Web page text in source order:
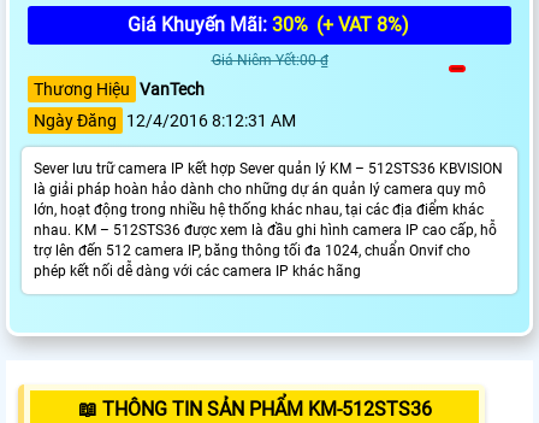
Giá Khuyến Mãi: 30% (+ VAT 8%)
Giá Niêm Yết:00 ₫
Thương Hiệu VanTech
Ngày Đăng
12/4/2016 8:12:31 AM
Sever lưu trữ camera IP kết hợp Sever quản lý KM – 512STS36 KBVISION
là giải pháp hoàn hảo dành cho những dự án quản lý camera quy mô
lớn, hoạt động trong nhiều hệ thống khác nhau, tại các địa điểm khác
nhau. KM – 512STS36 được xem là đầu ghi hình camera IP cao cấp, hỗ
trợ lên đến 512 camera IP, băng thông tối đa 1024, chuẩn Onvif cho
phép kết nối dễ dàng với các camera IP khác hãng
📖 THÔNG TIN SẢN PHẨM KM-512STS36